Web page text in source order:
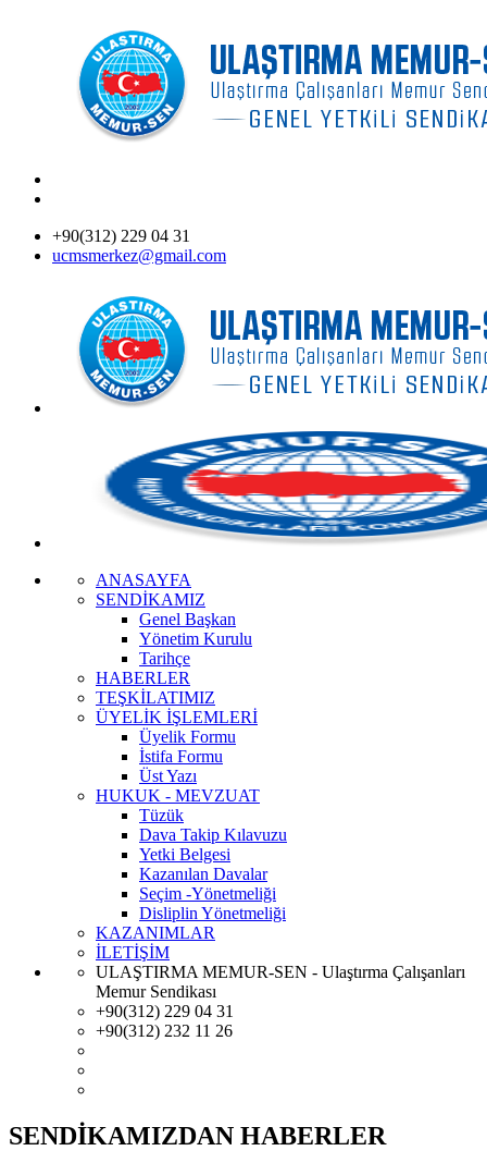
+90(312) 229 04 31
ucmsmerkez@gmail.com
ANASAYFA
SENDİKAMIZ
Genel Başkan
Yönetim Kurulu
Tarihçe
HABERLER
TEŞKİLATIMIZ
ÜYELİK İŞLEMLERİ
Üyelik Formu
İstifa Formu
Üst Yazı
HUKUK - MEVZUAT
Tüzük
Dava Takip Kılavuzu
Yetki Belgesi
Kazanılan Davalar
Seçim -Yönetmeliği
Disliplin Yönetmeliği
KAZANIMLAR
İLETİŞİM
ULAŞTIRMA MEMUR-SEN - Ulaştırma Çalışanları
Memur Sendikası
+90(312) 229 04 31
+90(312) 232 11 26
SENDİKAMIZDAN HABERLER